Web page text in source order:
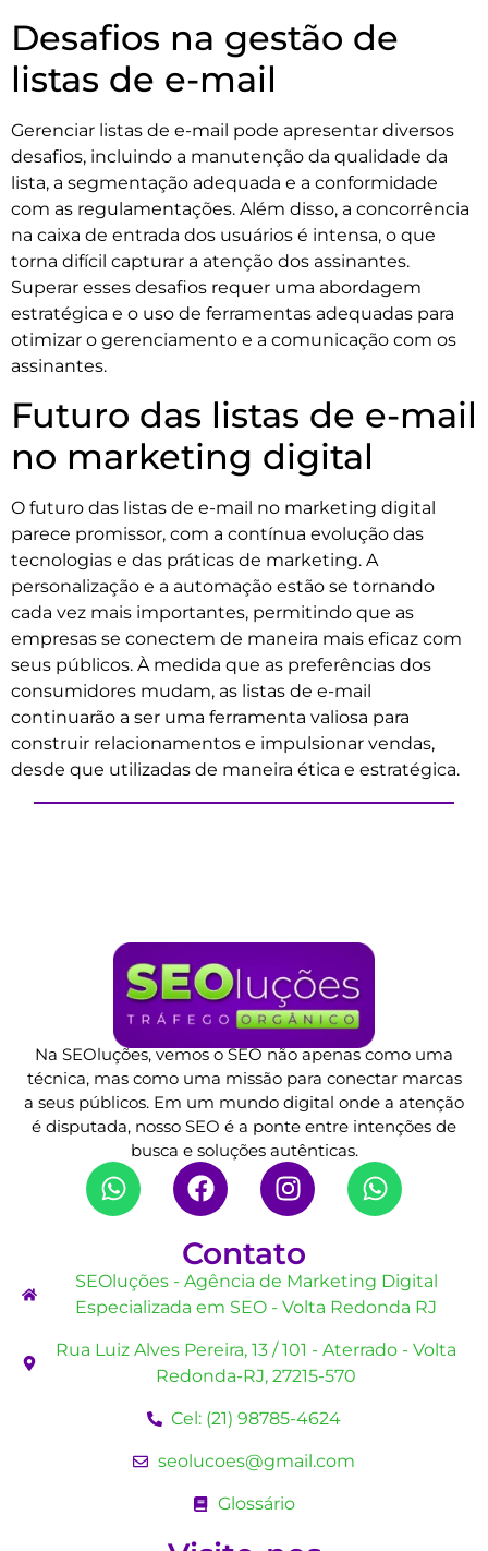
Desafios na gestão de
listas de e-mail
Gerenciar listas de e-mail pode apresentar diversos
desafios, incluindo a manutenção da qualidade da
lista, a segmentação adequada e a conformidade
com as regulamentações. Além disso, a concorrência
na caixa de entrada dos usuários é intensa, o que
torna difícil capturar a atenção dos assinantes.
Superar esses desafios requer uma abordagem
estratégica e o uso de ferramentas adequadas para
otimizar o gerenciamento e a comunicação com os
assinantes.
Futuro das listas de e-mail
no marketing digital
O futuro das listas de e-mail no marketing digital
parece promissor, com a contínua evolução das
tecnologias e das práticas de marketing. A
personalização e a automação estão se tornando
cada vez mais importantes, permitindo que as
empresas se conectem de maneira mais eficaz com
seus públicos. À medida que as preferências dos
consumidores mudam, as listas de e-mail
continuarão a ser uma ferramenta valiosa para
construir relacionamentos e impulsionar vendas,
desde que utilizadas de maneira ética e estratégica.
Na SEOluções, vemos o SEO não apenas como uma
técnica, mas como uma missão para conectar marcas
a seus públicos. Em um mundo digital onde a atenção
é disputada, nosso SEO é a ponte entre intenções de
busca e soluções autênticas.
Contato
SEOluções - Agência de Marketing Digital
Especializada em SEO - Volta Redonda RJ
Rua Luiz Alves Pereira, 13 / 101 - Aterrado - Volta
Redonda-RJ, 27215-570
Cel: (21) 98785-4624
seolucoes@gmail.com
Glossário